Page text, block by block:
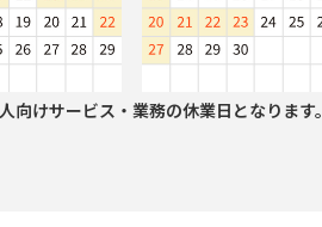
向けサービス・業務の休業日となります。